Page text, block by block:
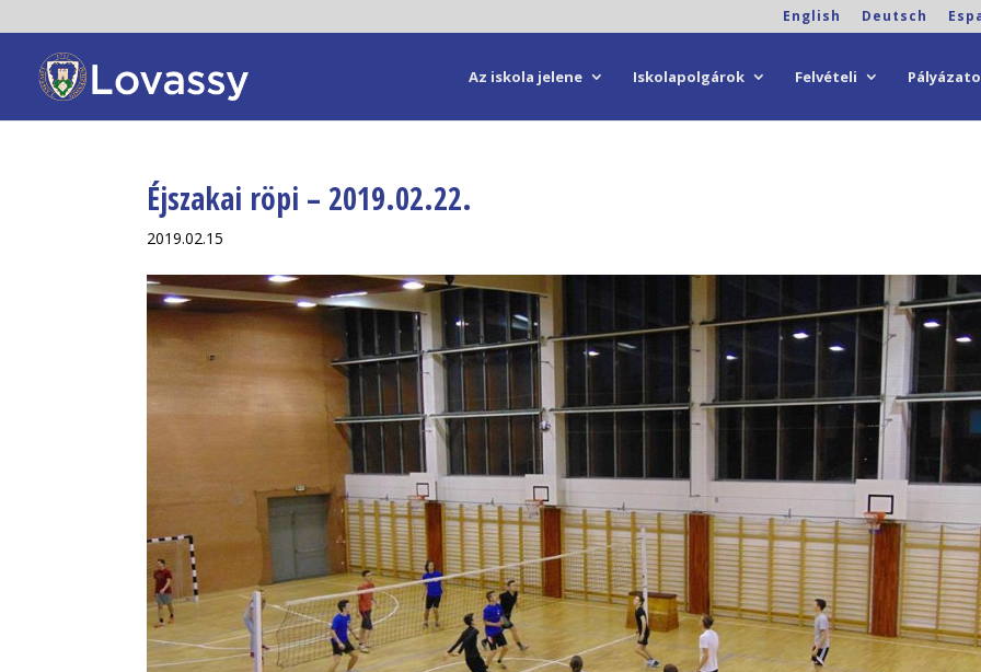
English Deutsch
Az iskola jelene Iskolapolgárok Felvételi
Éjszakai röpi – 2019.02.22.
2019.02.15